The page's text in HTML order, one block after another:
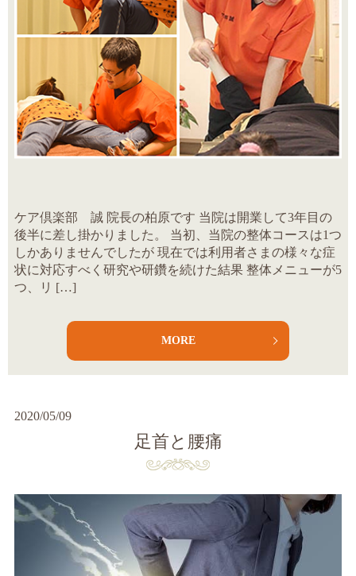
ケア倶楽部 誠 院長の柏原です 当院は開業して3年目の
後半に差し掛かりました。 当初、当院の整体コースは1つ
しかありませんでしたが 現在では利用者さまの様々な症
状に対応すべく研究や研鑽を続けた結果 整体メニューが5
つ、リ […]
MORE
2020/05/09
足首と腰痛